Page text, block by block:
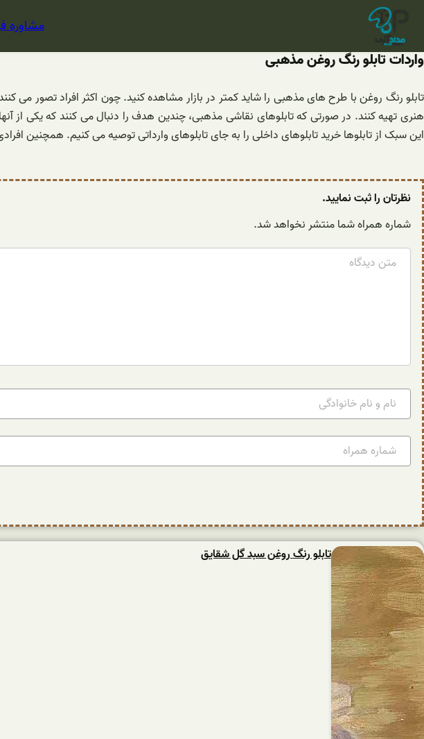
محتوا
مشاوره
واردات تابلو رنگ روغن مذهبی
تابلو رنگ روغن با طرح های مذهبی را شاید کمتر در بازار مشاهده کنید. چون اکثر افراد تصور می
هنری تهیه کنند. در صورتی که تابلوهای نقاشی مذهبی، چندین هدف را دنبال می کنند که یکی از
این سبک از تابلوها خرید تابلوهای داخلی را به جای تابلوهای وارداتی توصیه می کنیم. همچنین
نظرتان را ثبت نمایید.
شماره همراه شما منتشر نخواهد شد.
تابلو رنگ روغن سبد گل شقایق